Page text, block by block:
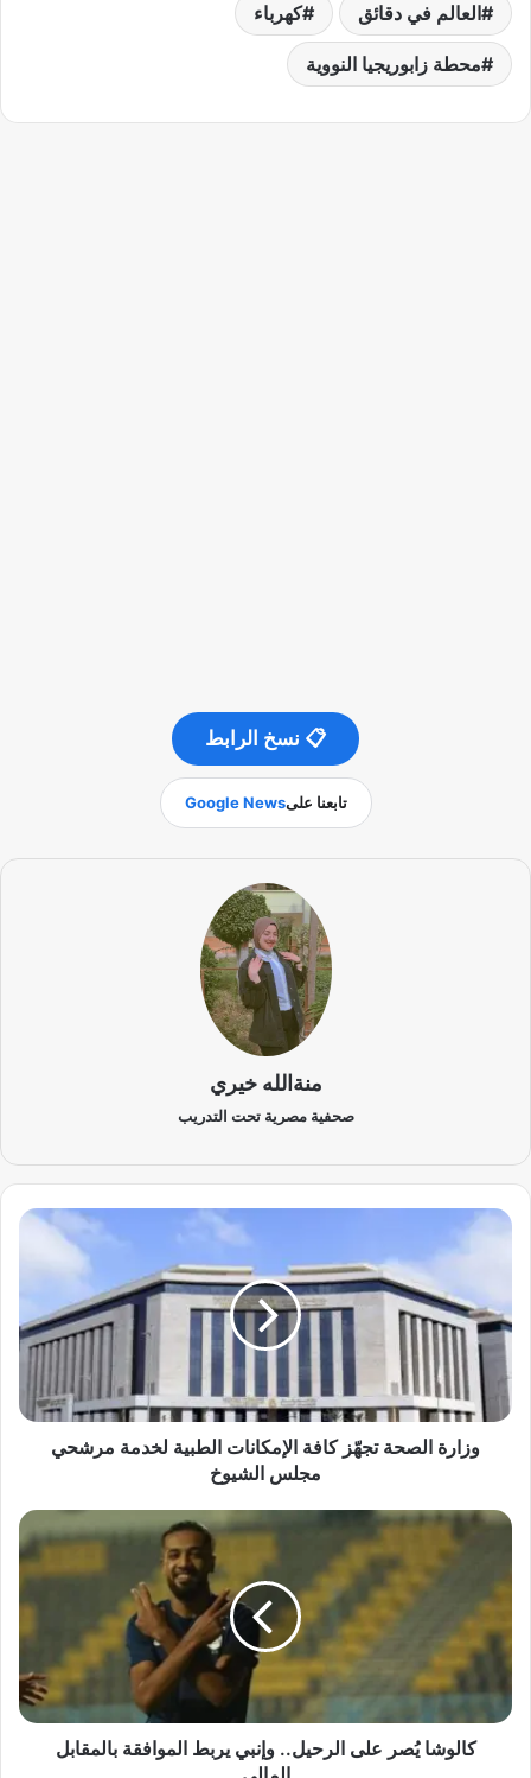
العالم في دقائق كهرباء
محطة زابوريجيا النووية
📋 نسخ الرابط
تابعنا علىGoogle News
منةالله خيري
صحفية مصرية تحت التدريب
و
ة
ص
ح
هّ
ا
ل
إ
وزارة الصحة تجهّز كافة الإمكانات الطبية لخدمة مرشحي
مجلس الشيوخ
ك
ا
يُ
ص
ر
كالوشا يُصر على الرحيل.. وإنبي يربط الموافقة بالمقابل